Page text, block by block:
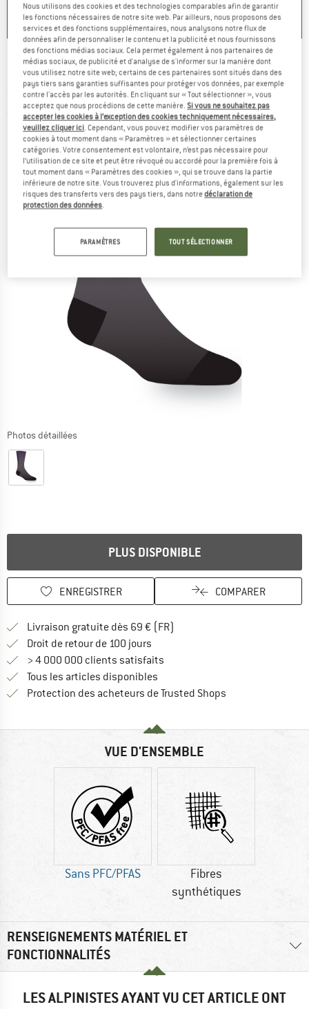
7MESH -Fading Light Sock - Chaussettes de
cyclisme
(0)
Photos détaillées
PLUS DISPONIBLE
ENREGISTRER COMPARER
Livraison gratuite dès 69 € (FR)
Droit de retour de 100 jours
> 4 000 000 clients satisfaits
Tous les articles disponibles
Protection des acheteurs de Trusted Shops
VUE D'ENSEMBLE
Sans PFC/PFAS
Fibres
synthétiques
RENSEIGNEMENTS MATÉRIEL ET
FONCTIONNALITÉS
LES ALPINISTES AYANT VU CET ARTICLE ONT
Nous utilisons des cookies et des technologies comparables afin de garantir
les fonctions nécessaires de notre site web. Par ailleurs, nous proposons des
services et des fonctions supplémentaires, nous analysons notre flux de
données afin de personnaliser le contenu et la publicité et nous fournissons
des fonctions médias sociaux. Cela permet également à nos partenaires de
médias sociaux, de publicité et d'analyse de s'informer sur la manière dont
vous utilisez notre site web; certains de ces partenaires sont situés dans des
pays tiers sans garanties suffisantes pour protéger vos données, par exemple
contre l'accès par les autorités. En cliquant sur « Tout sélectionner », vous
acceptez que nous procédions de cette manière.Si vous ne souhaitez pas
accepter les cookies à l’exception des cookies techniquement nécessaires,
veuillez cliquer ici. Cependant, vous pouvez modifier vos paramètres de
cookies à tout moment dans « Paramètres » et sélectionner certaines
catégories. Votre consentement est volontaire, n’est pas nécessaire pour
l’utilisation de ce site et peut être révoqué ou accordé pour la première fois à
tout moment dans « Paramètres des cookies », qui se trouve dans la partie
inférieure de notre site. Vous trouverez plus d'informations, également sur les
risques des transferts vers des pays tiers, dans notredéclaration de
protection des données.
PARAMÈTRES TOUT SÉLECTIONNER